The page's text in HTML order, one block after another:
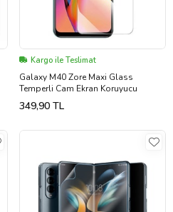
Kargo ile Teslimat
Galaxy M40 Zore Maxi Glass
Temperli Cam Ekran Koruyucu
349,90 TL